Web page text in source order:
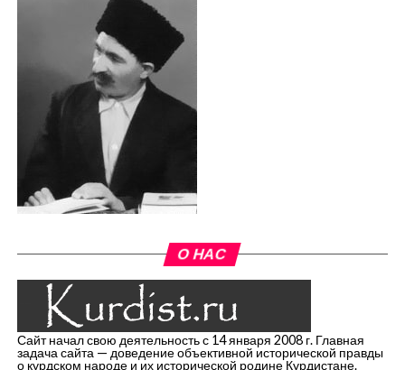
О НАС
Сайт начал свою деятельность с 14 января 2008 г. Главная
задача сайта — доведение объективной исторической правды
о курдском народе и их исторической родине Курдистане.